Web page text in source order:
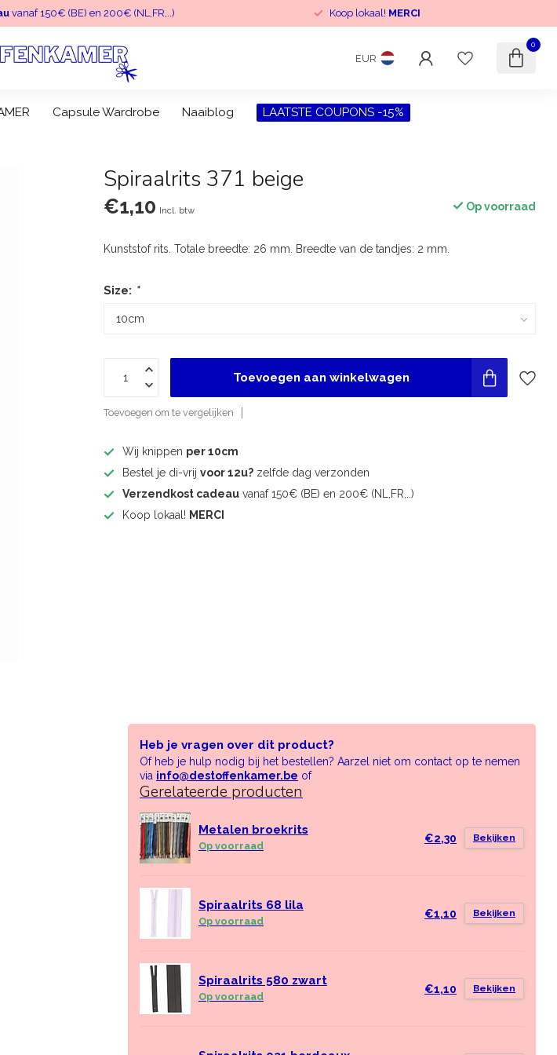
vanaf 150€ (BE) en 200€ (NL,FR,..) Koop lokaal! MERCI
EUR
0
Capsule Wardrobe Naaiblog LAATSTE COUPONS -15%
Spiraalrits 371 beige
€1,10 Incl. btw Op voorraad
Kunststof rits. Totale breedte: 26 mm. Breedte van de tandjes: 2 mm.
Size: *
Toevoegen aan winkelwagen
Toevoegen om te vergelijken
Wij knippen per 10cm
Bestel je di-vrijvoor 12u? zelfde dag verzonden
Verzendkost cadeau vanaf 150€ (BE) en 200€ (NL,FR,..)
Koop lokaal! MERCI
Heb je vragen over dit product?
Of heb je hulp nodig bij het bestellen? Aarzel niet om contact op te nemen
via info@destoffenkamer.be of
Gerelateerde producten
Metalen broekrits
Op voorraad
€2,30 Bekijken
Spiraalrits 68 lila
Op voorraad
€1,10 Bekijken
Spiraalrits 580 zwart
Op voorraad
€1,10 Bekijken